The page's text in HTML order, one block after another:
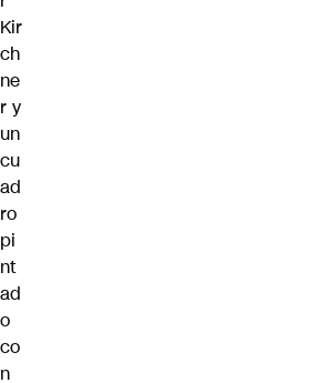
Kir
ch
ne
r y
un
cu
ad
ro
pi
nt
ad
o
co
n